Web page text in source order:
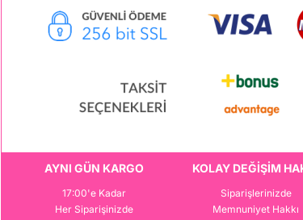
AYNI GÜN KARGO
17:00'e Kadar
Her Siparişinizde
KOLAY DEĞİŞİM
Siparişlerinizde
Memnuniyet Hakkı